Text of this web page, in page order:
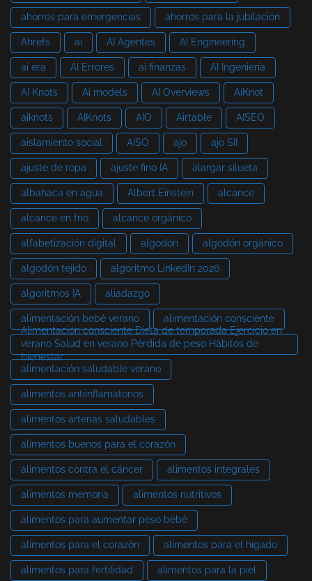
ahorros para emergencias ahorros para la jubilación
Ahrefs ai AI Agentes AI Engineering
ai era AI Errores ai finanzas AI Ingeniería
AI Knots Ai models AI Overviews AiKnot
aiknots AIKnots AIO Airtable AISEO
aislamiento social AISO ajo ajo SII
ajuste de ropa ajuste fino IA alargar silueta
albahaca en agua Albert Einstein alcance
alcance en frío alcance orgánico
alfabetización digital algodón algodón orgánico
algodón tejido algoritmo LinkedIn 2026
algoritmos IA aliadazgo
alimentación bebé verano
alimentación consciente
Alimentación consciente Dieta de temporada Ejercicio en
verano Salud en verano Pérdida de peso Hábitos de
bienestar
alimentación saludable verano
alimentos antiinflamatorios
alimentos arterias saludables
alimentos buenos para el corazón
alimentos contra el cáncer alimentos integrales
alimentos memoria alimentos nutritivos
alimentos para aumentar peso bebé
alimentos para el corazón alimentos para el hígado
alimentos para fertilidad alimentos para la piel